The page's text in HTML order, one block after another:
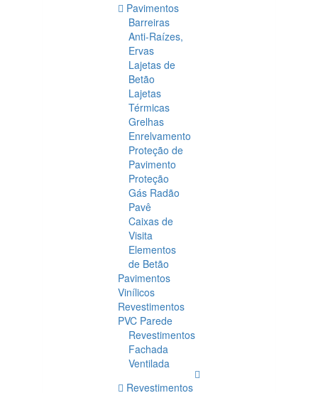
Pavimentos
Barreiras
Anti-Raízes,
Ervas
Lajetas de
Betão
Lajetas
Térmicas
Grelhas
Enrelvamento
Proteção de
Pavimento
Proteção
Gás Radão
Pavê
Caixas de
Visita
Elementos
de Betão
Pavimentos
Vinílicos
Revestimentos
PVC Parede
Revestimentos
Fachada
Ventilada
Revestimentos